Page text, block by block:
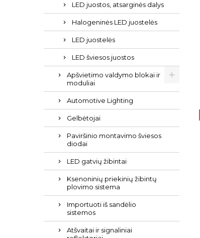
LED juostos, atsarginės dalys
Halogeninės LED juostelės
LED juostelės
LED šviesos juostos
Apšvietimo valdymo blokai ir
moduliai
Automotive Lighting
Gelbėtojai
Paviršinio montavimo šviesos
diodai
LED gatvių žibintai
Ksenoninių priekinių žibintų
plovimo sistema
Importuoti iš sandėlio
sistemos
Atšvaitai ir signaliniai